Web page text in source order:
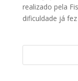
realizado pela
dificuldade já